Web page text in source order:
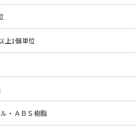
上1個単位
・ＡＢＳ樹脂